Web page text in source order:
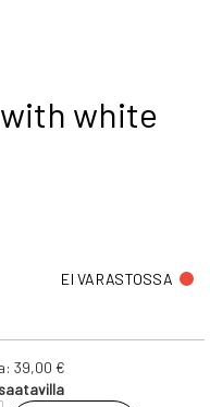
white
EI VARASTOSSA
39,00 €